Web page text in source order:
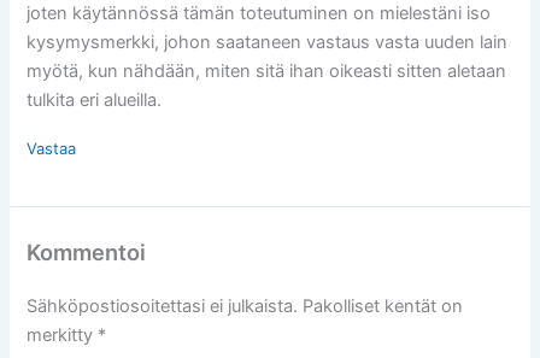
joten käytännössä tämän toteutuminen on mielestäni iso
kysymysmerkki, johon saataneen vastaus vasta uuden lain
myötä, kun nähdään, miten sitä ihan oikeasti sitten aletaan
tulkita eri alueilla.
Vastaa
Kommentoi
Sähköpostiosoitettasi ei julkaista. Pakolliset kentät on
merkitty *